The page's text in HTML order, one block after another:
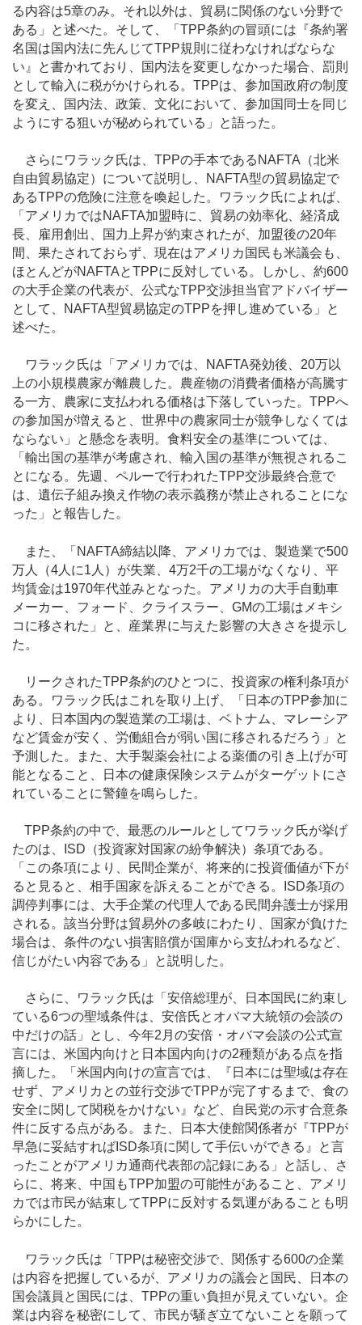
る内容は5章のみ。それ以外は、貿易に関係のない分野で
ある」と述べた。そして、「TPP条約の冒頭には『条約署
名国は国内法に先んじてTPP規則に従わなければならな
い』と書かれており、国内法を変更しなかった場合、罰則
として輸入に税がかけられる。TPPは、参加国政府の制度
を変え、国内法、政策、文化において、参加国同士を同じ
ようにする狙いが秘められている」と語った。
さらにワラック氏は、TPPの手本であるNAFTA（北米
自由貿易協定）について説明し、NAFTA型の貿易協定で
あるTPPの危険に注意を喚起した。ワラック氏によれば、
「アメリカではNAFTA加盟時に、貿易の効率化、経済成
長、雇用創出、国力上昇が約束されたが、加盟後の20年
間、果たされておらず、現在はアメリカ国民も米議会も、
ほとんどがNAFTAとTPPに反対している。しかし、約600
の大手企業の代表が、公式なTPP交渉担当官アドバイザー
として、NAFTA型貿易協定のTPPを押し進めている」と
述べた。
ワラック氏は「アメリカでは、NAFTA発効後、20万以
上の小規模農家が離農した。農産物の消費者価格が高騰す
る一方、農家に支払われる価格は下落していった。TPPへ
の参加国が増えると、世界中の農家同士が競争しなくては
ならない」と懸念を表明。食料安全の基準については、
「輸出国の基準が考慮され、輸入国の基準が無視されるこ
とになる。先週、ペルーで行われたTPP交渉最終合意で
は、遺伝子組み換え作物の表示義務が禁止されることにな
った」と報告した。
また、「NAFTA締結以降、アメリカでは、製造業で500
万人（4人に1人）が失業、4万2千の工場がなくなり、平
均賃金は1970年代並みとなった。アメリカの大手自動車
メーカー、フォード、クライスラー、GMの工場はメキシ
コに移された」と、産業界に与えた影響の大きさを提示し
た。
リークされたTPP条約のひとつに、投資家の権利条項が
ある。ワラック氏はこれを取り上げ、「日本のTPP参加に
より、日本国内の製造業の工場は、ベトナム、マレーシア
など賃金が安く、労働組合が弱い国に移されるだろう」と
予測した。また、大手製薬会社による薬価の引き上げが可
能となること、日本の健康保険システムがターゲットにさ
れていることに警鐘を鳴らした。
TPP条約の中で、最悪のルールとしてワラック氏が挙げ
たのは、ISD（投資家対国家の紛争解決）条項である。
「この条項により、民間企業が、将来的に投資価値が下が
ると見ると、相手国家を訴えることができる。ISD条項の
調停判事には、大手企業の代理人である民間弁護士が採用
される。該当分野は貿易外の多岐にわたり、国家が負けた
場合は、条件のない損害賠償が国庫から支払われるなど、
信じがたい内容である」と説明した。
さらに、ワラック氏は「安倍総理が、日本国民に約束し
ている6つの聖域条件は、安倍氏とオバマ大統領の会談の
中だけの話」とし、今年2月の安倍・オバマ会談の公式宣
言には、米国内向けと日本国内向けの2種類がある点を指
摘した。「米国内向けの宣言では、『日本には聖域は存在
せず、アメリカとの並行交渉でTPPが完了するまで、食の
安全に関して関税をかけない』など、自民党の示す合意条
件に反する点がある。また、日本大使館関係者が『TPPが
早急に妥結すればISD条項に関して手伝いができる』と言
ったことがアメリカ通商代表部の記録にある」と話し、さ
らに、将来、中国もTPP加盟の可能性があること、アメリ
カでは市民が結束してTPPに反対する気運があることも明
らかにした。
ワラック氏は「TPPは秘密交渉で、関係する600の企業
は内容を把握しているが、アメリカの議会と国民、日本の
国会議員と国民には、TPPの重い負担が見えていない。企
業は内容を秘密にして、市民が騒ぎ立てないことを願って